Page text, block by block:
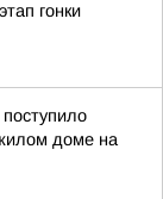
гонки
доме на